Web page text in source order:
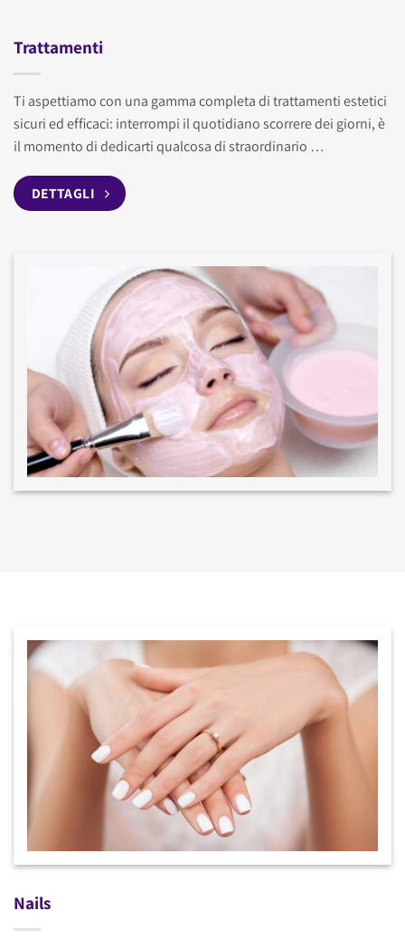
Trattamenti
Ti aspettiamo con una gamma completa di trattamenti estetici
sicuri ed efficaci: interrompi il quotidiano scorrere dei giorni, è
il momento di dedicarti qualcosa di straordinario …
DETTAGLI
Nails